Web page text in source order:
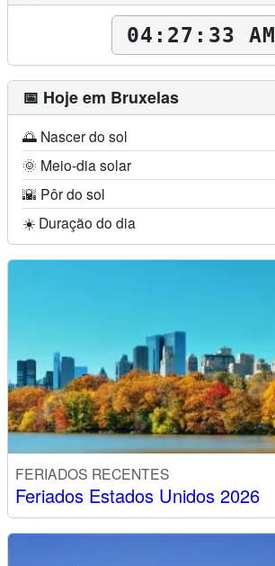
04:27:34 AM
📅 Hoje em Bruxelas
🌅 Nascer do sol
🌞 Meio-dia solar
🌇 Pôr do sol
☀️ Duração do dia
FERIADOS RECENTES
Feriados Estados Unidos 2026